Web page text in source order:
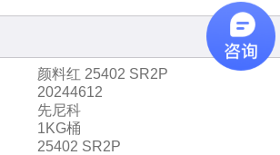
颜料红 25402 SR2P
20244612
先尼科
1KG桶
25402 SR2P